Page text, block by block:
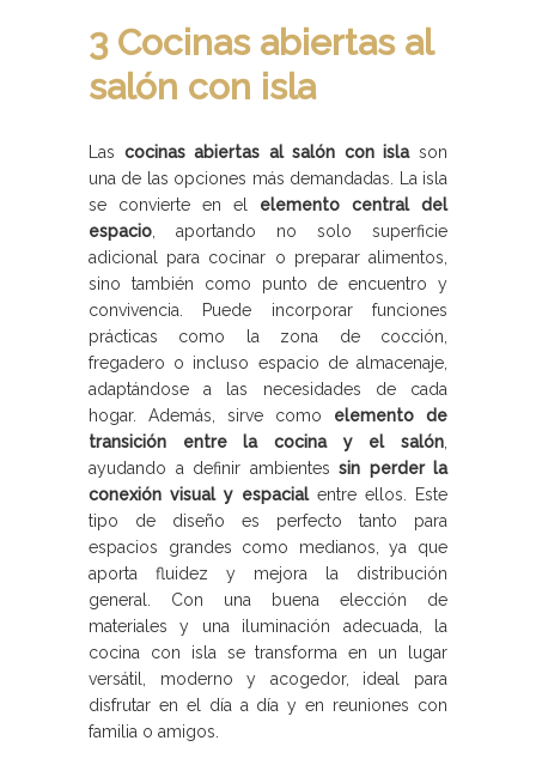
3 Cocinas abiertas al
salón con isla
Las cocinas abiertas al salón con islason
una de las opciones más demandadas. La isla
se convierte en el elemento central del
espacio , aportando no solo superficie
adicional para cocinar o preparar alimentos,
sino también como punto de encuentro y
convivencia. Puede incorporar funciones
prácticas como la zona de cocción,
fregadero o incluso espacio de almacenaje,
adaptándose a las necesidades de cada
hogar. Además, sirve como elemento de
transición entre la cocina y el salón
ayudando a definir ambientes sin perder la
conexión visual y espacialentre ellos. Este
tipo de diseño es perfecto tanto para
espacios grandes como medianos, ya que
aporta fluidez y mejora la distribución
general. Con una buena elección de
materiales y una iluminación adecuada, la
cocina con isla se transforma en un lugar
versátil, moderno y acogedor, ideal para
disfrutar en el día a día y en reuniones con
familia o amigos.